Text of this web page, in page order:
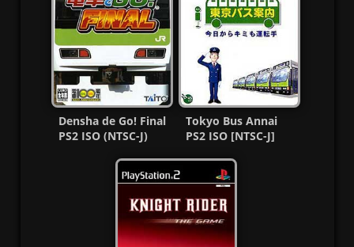
Densha de Go! Final
PS2 ISO (NTSC-J)
Tokyo Bus Annai
PS2 ISO [NTSC-J]